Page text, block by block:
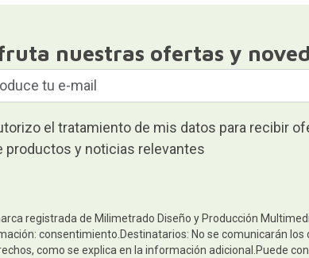
nuestras ofertas y
el tratamiento de mis datos para recibir
productos y noticias relevantes
registrada de Milimetrado Diseño y Producción
consentimiento.Destinatarios: No se comunicarán
como se explica en la información adicional.Puede